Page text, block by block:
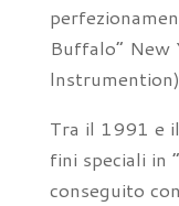
Buffalo” New
Tra il 1991 e
fini speciali in
conseguito